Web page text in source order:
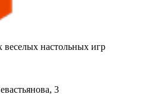
настольных игр
3